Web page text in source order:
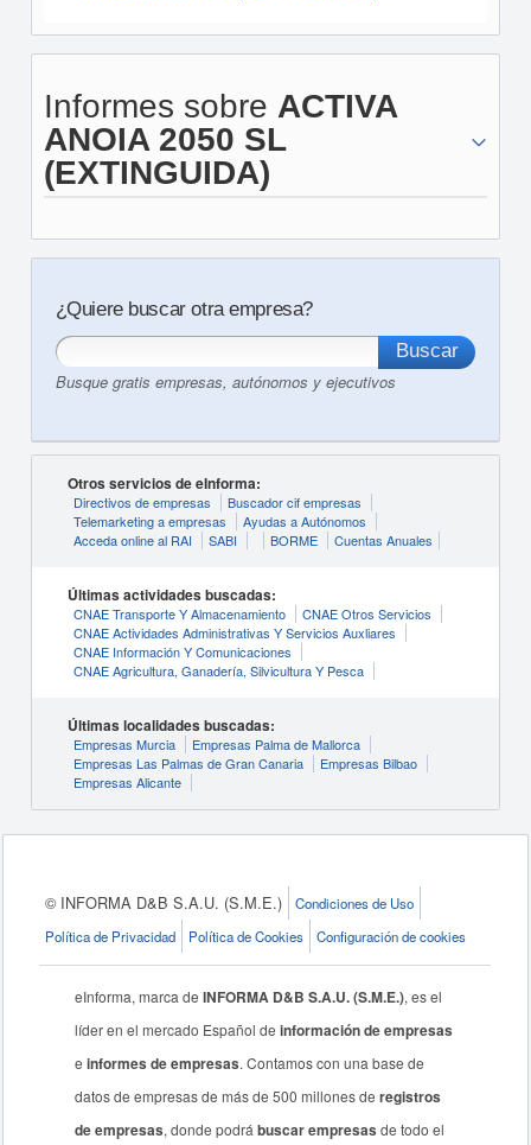
Informes sobre ACTIVA
ANOIA 2050 SL
(EXTINGUIDA)
¿Quiere buscar otra empresa?
Busque gratis empresas, autónomos y ejecutivos
Otros servicios de eInforma:
Directivos de empresas
Buscador cif empresas
Telemarketing a empresas
Ayudas a Autónomos
Acceda online al RAI
SABI BORME Cuentas Anuales
Últimas actividades buscadas:
CNAE Transporte Y Almacenamiento
CNAE Otros Servicios
CNAE Actividades Administrativas Y Servicios Auxliares
CNAE Información Y Comunicaciones
CNAE Agricultura, Ganadería, Silvicultura Y Pesca
Últimas localidades buscadas:
Empresas Murcia
Empresas Palma de Mallorca
Empresas Las Palmas de Gran Canaria
Empresas Bilbao
Empresas Alicante
© INFORMA D&B S.A.U. (S.M.E.)
Condiciones de Uso
Política de Privacidad
Política de Cookies Configuración de cookies
eInforma, marca deINFORMA D&B S.A.U. (S.M.E.), es el
líder en el mercado Español deinformación de empresas
einformes de empresas. Contamos con una base de
datos de empresas de más de 500 millones deregistros
de empresas, donde podrábuscar empresas de todo el